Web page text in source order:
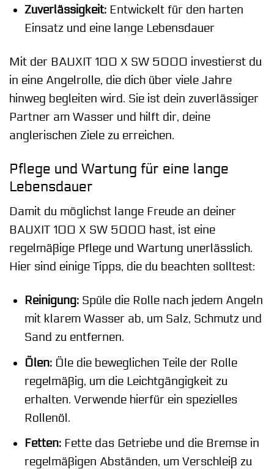
Zuverlässigkeit:Entwickelt für den harten
Einsatz und eine lange Lebensdauer
Mit der BAUXIT 100 X SW 5000 investierst du
in eine Angelrolle, die dich über viele Jahre
hinweg begleiten wird. Sie ist dein zuverlässiger
Partner am Wasser und hilft dir, deine
anglerischen Ziele zu erreichen.
Pflege und Wartung für eine lange
Lebensdauer
Damit du möglichst lange Freude an deiner
BAUXIT 100 X SW 5000 hast, ist eine
regelmäßige Pflege und Wartung unerlässlich.
Hier sind einige Tipps, die du beachten solltest:
Reinigung:Spüle die Rolle nach jedem Angeln
mit klarem Wasser ab, um Salz, Schmutz und
Sand zu entfernen.
Ölen:Öle die beweglichen Teile der Rolle
regelmäßig, um die Leichtgängigkeit zu
erhalten. Verwende hierfür ein spezielles
Rollenöl.
Fetten:Fette das Getriebe und die Bremse in
regelmäßigen Abständen, um Verschleiß zu